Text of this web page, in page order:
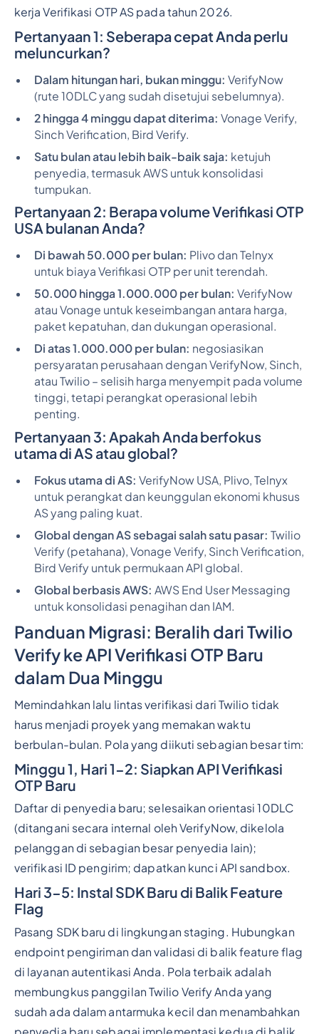
kerja Verifikasi OTP AS pada tahun 2026.
Pertanyaan 1: Seberapa cepat Anda perlu
meluncurkan?
Dalam hitungan hari, bukan minggu: VerifyNow
(rute 10DLC yang sudah disetujui sebelumnya).
2 hingga 4 minggu dapat diterima: Vonage Verify,
Sinch Verification, Bird Verify.
Satu bulan atau lebih baik-baik saja: ketujuh
penyedia, termasuk AWS untuk konsolidasi
tumpukan.
Pertanyaan 2: Berapa volume Verifikasi OTP
USA bulanan Anda?
Di bawah 50.000 per bulan: Plivo dan Telnyx
untuk biaya Verifikasi OTP per unit terendah.
50.000 hingga 1.000.000 per bulan: VerifyNow
atau Vonage untuk keseimbangan antara harga,
paket kepatuhan, dan dukungan operasional.
Di atas 1.000.000 per bulan: negosiasikan
persyaratan perusahaan dengan VerifyNow, Sinch,
atau Twilio – selisih harga menyempit pada volume
tinggi, tetapi perangkat operasional lebih
penting.
Pertanyaan 3: Apakah Anda berfokus
utama di AS atau global?
Fokus utama di AS: VerifyNow USA, Plivo, Telnyx
untuk perangkat dan keunggulan ekonomi khusus
AS yang paling kuat.
Global dengan AS sebagai salah satu pasar: Twilio
Verify (petahana), Vonage Verify, Sinch Verification,
Bird Verify untuk permukaan API global.
Global berbasis AWS: AWS End User Messaging
untuk konsolidasi penagihan dan IAM.
Panduan Migrasi: Beralih dari Twilio
Verify ke API Verifikasi OTP Baru
dalam Dua Minggu
Memindahkan lalu lintas verifikasi dari Twilio tidak
harus menjadi proyek yang memakan waktu
berbulan-bulan. Pola yang diikuti sebagian besar tim:
Minggu 1, Hari 1-2: Siapkan API Verifikasi
OTP Baru
Daftar di penyedia baru; selesaikan orientasi 10DLC
(ditangani secara internal oleh VerifyNow, dikelola
pelanggan di sebagian besar penyedia lain);
verifikasi ID pengirim; dapatkan kunci API sandbox.
Hari 3-5: Instal SDK Baru di Balik Feature
Flag
Pasang SDK baru di lingkungan staging. Hubungkan
endpoint pengiriman dan validasi di balik feature flag
di layanan autentikasi Anda. Pola terbaik adalah
membungkus panggilan Twilio Verify Anda yang
sudah ada dalam antarmuka kecil dan menambahkan